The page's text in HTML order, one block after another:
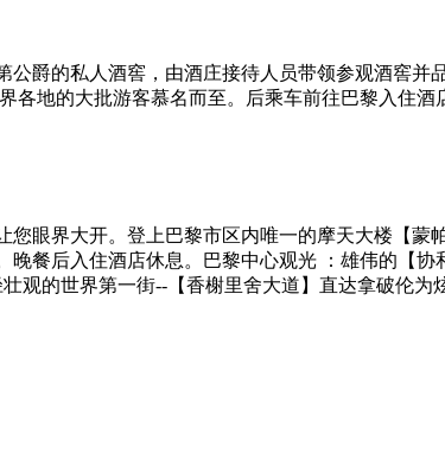
爵的私人酒窖，由酒庄接待人员带领参观酒窖并
各地的大批游客慕名而至。后乘车前往巴黎入住酒
眼界大开。登上巴黎市区内唯一的摩天大楼【蒙
餐后入住酒店休息。巴黎中心观光 ：雄伟的【协
观的世界第一街--【香榭里舍大道】直达拿破伦为